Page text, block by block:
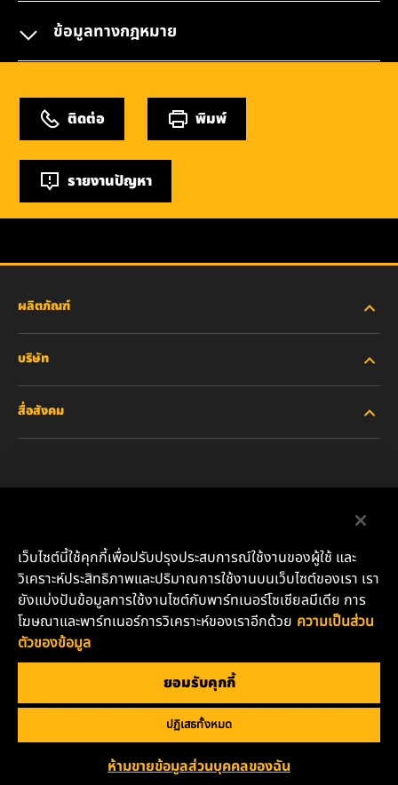
ข้อมูลทางกฎหมาย
ติดต่อ พิมพ์
รายงานปัญหา
ผลิตภัณฑ์
รถยนต์ส่วนบุคคลและรถบรรทุกงานเบา
น้ำมันหล่อลื่น
บริษัท
ตำแหน่งงาน
ความเป็นส่วนตัวของข้อมูล
ประกาศด้านกฎหมาย
สื่อสังคม
YouTube
บริษัท มันน์ แอนด์ ฮุมเมิล (ประเทศไทย) จำกัด
เลขที่ 152 อาคารชาร์เตอร์ สแควร์ ห้องเลขที่ 11-06 ชั้น 11 ถนน
สาทรเหนือ แขวงสีลม เขตบางรัก กรุงเทพมหานคร 10500
อีเมล: TH.info@mann-hummel.com
Copyright 2024 MANN+HUMMEL. All rights reserved.
เว็บไซต์นี้ใช้คุกกี้เพื่อปรับปรุงประสบการณ์ใช้งานของผู้ใช้ และ
วิเคราะห์ประสิทธิภาพและปริมาณการใช้งานบนเว็บไซต์ของเรา เรา
ยังแบ่งปันข้อมูลการใช้งานไซต์กับพาร์ทเนอร์โซเชียลมีเดีย การ
โฆษณาและพาร์ทเนอร์การวิเคราะห์ของเราอีกด้วย ความเป็นส่วน
ตัวของข้อมูล
ยอมรับคุกกี้
ปฏิเสธทั้งหมด
ห้ามขายข้อมูลส่วนบุคคลของฉัน